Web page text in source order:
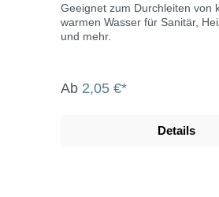
Geeignet zum Durchleiten von
warmen Wasser für Sanitär,
und mehr.
Ab 2,05 €*
Details